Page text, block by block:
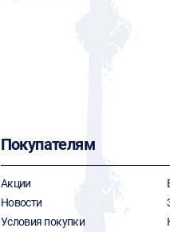
Покупателям
Акции
Новости
Условия покупки